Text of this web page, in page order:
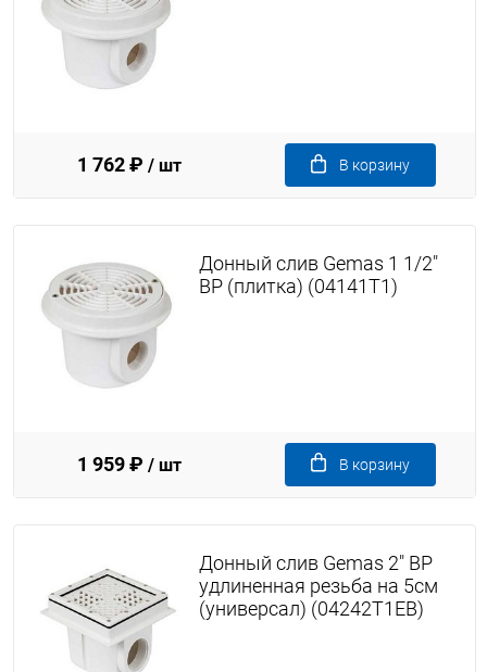
1 762 ₽ / шт В корзину
Донный слив Gemas 1 1/2"
ВР (плитка) (04141T1)
1 959 ₽ / шт В корзину
Донный слив Gemas 2" ВР
удлиненная резьба на 5см
(универсал) (04242T1EB)